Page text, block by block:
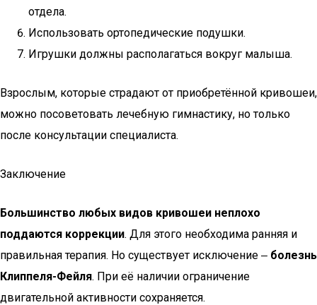
отдела.
Использовать ортопедические подушки.
Игрушки должны располагаться вокруг малыша.
Взрослым, которые страдают от приобретённой кривошеи,
можно посоветовать лечебную гимнастику, но только
после консультации специалиста.
Заключение
Большинство любых видов кривошеи неплохо
поддаются коррекции. Для этого необходима ранняя и
правильная терапия. Но существует исключение ‒ болезнь
Клиппеля-Фейля. При её наличии ограничение
двигательной активности сохраняется.